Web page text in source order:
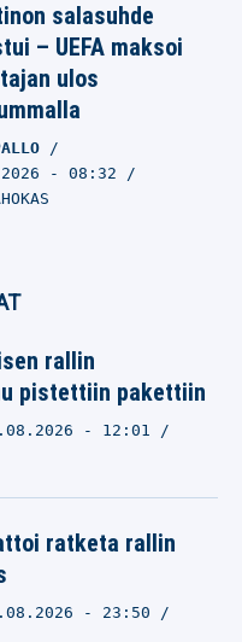
salasuhde
– UEFA maksoi
ulos
- 08:32
rallin
pistettiin pakettiin
- 12:01
ratketa rallin
- 23:50